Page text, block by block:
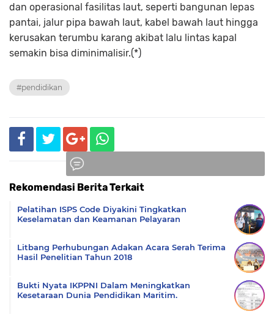
dan operasional fasilitas laut, seperti bangunan lepas
pantai, jalur pipa bawah laut, kabel bawah laut hingga
kerusakan terumbu karang akibat lalu lintas kapal
semakin bisa diminimalisir.(*)
#pendidikan
Rekomendasi Berita Terkait
Pelatihan ISPS Code Diyakini Tingkatkan
Keselamatan dan Keamanan Pelayaran
Litbang Perhubungan Adakan Acara Serah Terima
Hasil Penelitian Tahun 2018
Bukti Nyata IKPPNI Dalam Meningkatkan
Kesetaraan Dunia Pendidikan Maritim.